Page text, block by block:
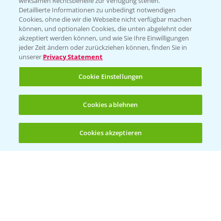
(noch 4)
Folgen Sie uns
Allgemeine Nutzungsbedingungen
Datenschutzerklärung
Detaillierte Informationen zu unbedingt notwendigen
Cookies, ohne die wir die Webseite nicht verfügbar machen
können, und optionalen Cookies, die unten abgelehnt oder
akzeptiert werden können, und wie Sie Ihre Einwilligungen
jeder Zeit ändern oder zurückziehen können, finden Sie in
unserer Privacy Statement
Cookie Einstellungen
Cookies ablehnen
Cookies akzeptieren